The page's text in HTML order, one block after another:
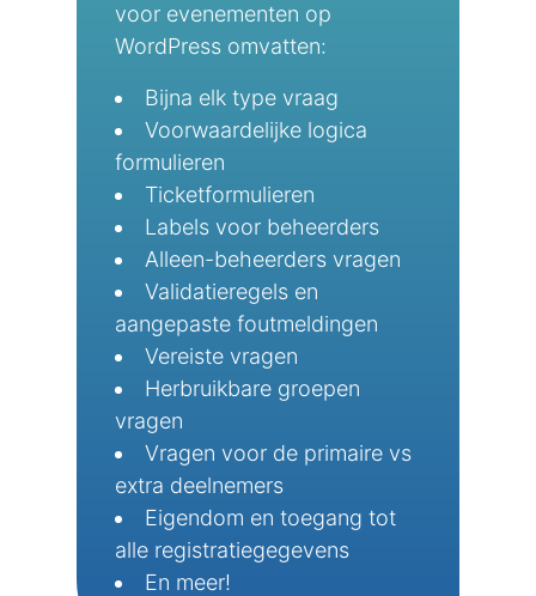
voor evenementen op
WordPress omvatten:
Bijna elk type vraag
Voorwaardelijke logica
formulieren
Ticketformulieren
Labels voor beheerders
Alleen-beheerders vragen
Validatieregels en
aangepaste foutmeldingen
Vereiste vragen
Herbruikbare groepen
vragen
Vragen voor de primaire vs
extra deelnemers
Eigendom en toegang tot
alle registratiegegevens
En meer!